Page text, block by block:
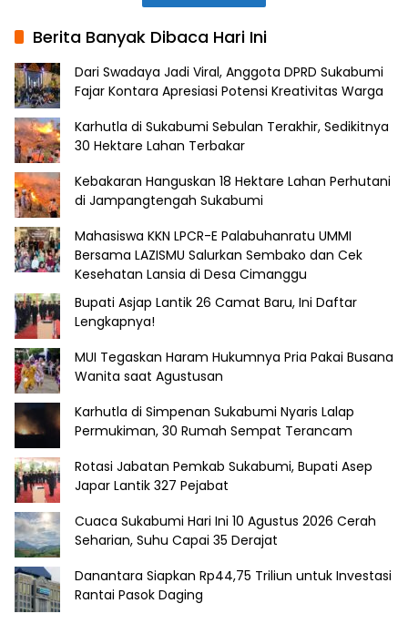
Berita Banyak Dibaca Hari Ini
Dari Swadaya Jadi Viral, Anggota DPRD Sukabumi
Fajar Kontara Apresiasi Potensi Kreativitas Warga
Karhutla di Sukabumi Sebulan Terakhir, Sedikitnya
30 Hektare Lahan Terbakar
Kebakaran Hanguskan 18 Hektare Lahan Perhutani
di Jampangtengah Sukabumi
Mahasiswa KKN LPCR-E Palabuhanratu UMMI
Bersama LAZISMU Salurkan Sembako dan Cek
Kesehatan Lansia di Desa Cimanggu
Bupati Asjap Lantik 26 Camat Baru, Ini Daftar
Lengkapnya!
MUI Tegaskan Haram Hukumnya Pria Pakai Busana
Wanita saat Agustusan
Karhutla di Simpenan Sukabumi Nyaris Lalap
Permukiman, 30 Rumah Sempat Terancam
Rotasi Jabatan Pemkab Sukabumi, Bupati Asep
Japar Lantik 327 Pejabat
Cuaca Sukabumi Hari Ini 10 Agustus 2026 Cerah
Seharian, Suhu Capai 35 Derajat
Danantara Siapkan Rp44,75 Triliun untuk Investasi
Rantai Pasok Daging